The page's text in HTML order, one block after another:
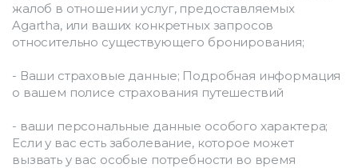
жалоб в отношении услуг, предоставляемых
Agartha, или ваших конкретных запросов
относительно существующего бронирования;
- Ваши страховые данные; Подробная информация
о вашем полисе страхования путешествий
- ваши персональные данные особого характера;
Если у вас есть заболевание, которое может
вызвать у вас особые потребности во время